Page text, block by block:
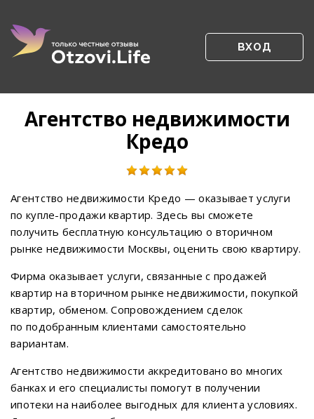
ВХОД
Агентство недвижимости
Кредо
Агентство недвижимости Кредо — оказывает услуги
по купле-продажи квартир. Здесь вы сможете
получить бесплатную консультацию о вторичном
рынке недвижимости Москвы, оценить свою квартиру.
Фирма оказывает услуги, связанные с продажей
квартир на вторичном рынке недвижимости, покупкой
квартир, обменом. Сопровождением сделок
по подобранным клиентами самостоятельно
вариантам.
Агентство недвижимости аккредитовано во многих
банках и его специалисты помогут в получении
ипотеки на наиболее выгодных для клиента условиях.